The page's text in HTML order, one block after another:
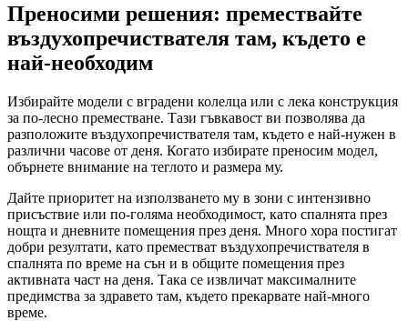
Преносими решения: премествайте
въздухопречиствателя там, където е
най-необходим
Избирайте модели с вградени колелца или с лека конструкция
за по-лесно преместване. Тази гъвкавост ви позволява да
разположите въздухопречиствателя там, където е най-нужен в
различни часове от деня. Когато избирате преносим модел,
обърнете внимание на теглото и размера му.
Дайте приоритет на използването му в зони с интензивно
присъствие или по-голяма необходимост, като спалнята през
нощта и дневните помещения през деня. Много хора постигат
добри резултати, като преместват въздухопречиствателя в
спалнята по време на сън и в общите помещения през
активната част на деня. Така се извличат максималните
предимства за здравето там, където прекарвате най-много
време.